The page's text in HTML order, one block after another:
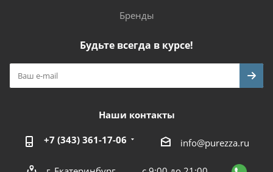
Бренды
Будьте всегда в курсе!
Наши контакты
+7 (343) 361-17-06 info@purezza.ru